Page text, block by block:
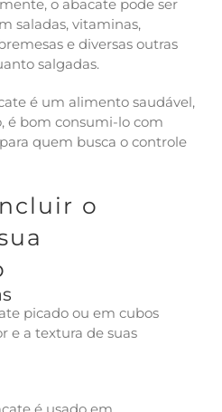
o abacate pode ser
saladas, vitaminas,
e diversas outras
salgadas.
é um alimento saudável,
é bom consumi-lo com
quem busca o controle
o
picado ou em cubos
e a textura de suas
é usado em